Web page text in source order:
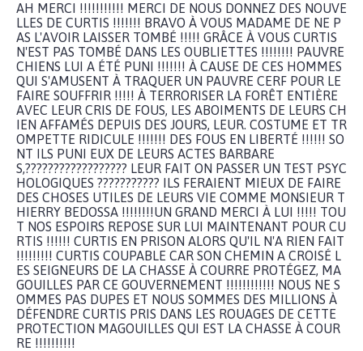
AH MERCI !!!!!!!!!!! MERCI DE NOUS DONNEZ DES NOUVE
LLES DE CURTIS !!!!!!! BRAVO À VOUS MADAME DE NE P
AS L'AVOIR LAISSER TOMBÉ !!!!! GRÂCE À VOUS CURTIS
N'EST PAS TOMBÉ DANS LES OUBLIETTES !!!!!!!! PAUVRE
CHIENS LUI A ÉTÉ PUNI !!!!!!! À CAUSE DE CES HOMMES
QUI S'AMUSENT À TRAQUER UN PAUVRE CERF POUR LE
FAIRE SOUFFRIR !!!!! À TERRORISER LA FORÊT ENTIÈRE
AVEC LEUR CRIS DE FOUS, LES ABOIMENTS DE LEURS CH
IEN AFFAMÉS DEPUIS DES JOURS, LEUR. COSTUME ET TR
OMPETTE RIDICULE !!!!!!! DES FOUS EN LIBERTÉ !!!!!! SO
NT ILS PUNI EUX DE LEURS ACTES BARBARE
S,?????????????????? LEUR FAIT ON PASSER UN TEST PSYC
HOLOGIQUES ??????????? ILS FERAIENT MIEUX DE FAIRE
DES CHOSES UTILES DE LEURS VIE COMME MONSIEUR T
HIERRY BEDOSSA !!!!!!!!UN GRAND MERCI À LUI !!!!! TOU
T NOS ESPOIRS REPOSE SUR LUI MAINTENANT POUR CU
RTIS !!!!!! CURTIS EN PRISON ALORS QU'IL N'A RIEN FAIT
!!!!!!!!! CURTIS COUPABLE CAR SON CHEMIN A CROISÉ L
ES SEIGNEURS DE LA CHASSE À COURRE PROTÉGEZ, MA
GOUILLES PAR CE GOUVERNEMENT !!!!!!!!!!!! NOUS NE S
OMMES PAS DUPES ET NOUS SOMMES DES MILLIONS À
DÉFENDRE CURTIS PRIS DANS LES ROUAGES DE CETTE
PROTECTION MAGOUILLES QUI EST LA CHASSE À COUR
RE !!!!!!!!!!